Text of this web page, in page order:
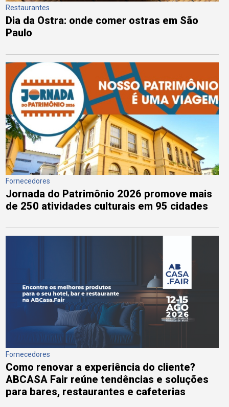
Restaurantes
Dia da Ostra: onde comer ostras em São
Paulo
Fornecedores
Jornada do Patrimônio 2026 promove mais
de 250 atividades culturais em 95 cidades
Fornecedores
Como renovar a experiência do cliente?
ABCASA Fair reúne tendências e soluções
para bares, restaurantes e cafeterias